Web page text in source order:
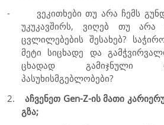
-
ვეკითხები თუ არა ჩემს
უკუკავშირს, ვიღებ თუ არა
ცვლილებების შესახებ?
მეტი სიცხადე და
ცხადად
პასუხისმგებლობები?
2.
აჩვენეთ Gen-Z-ის მათი
გზა;